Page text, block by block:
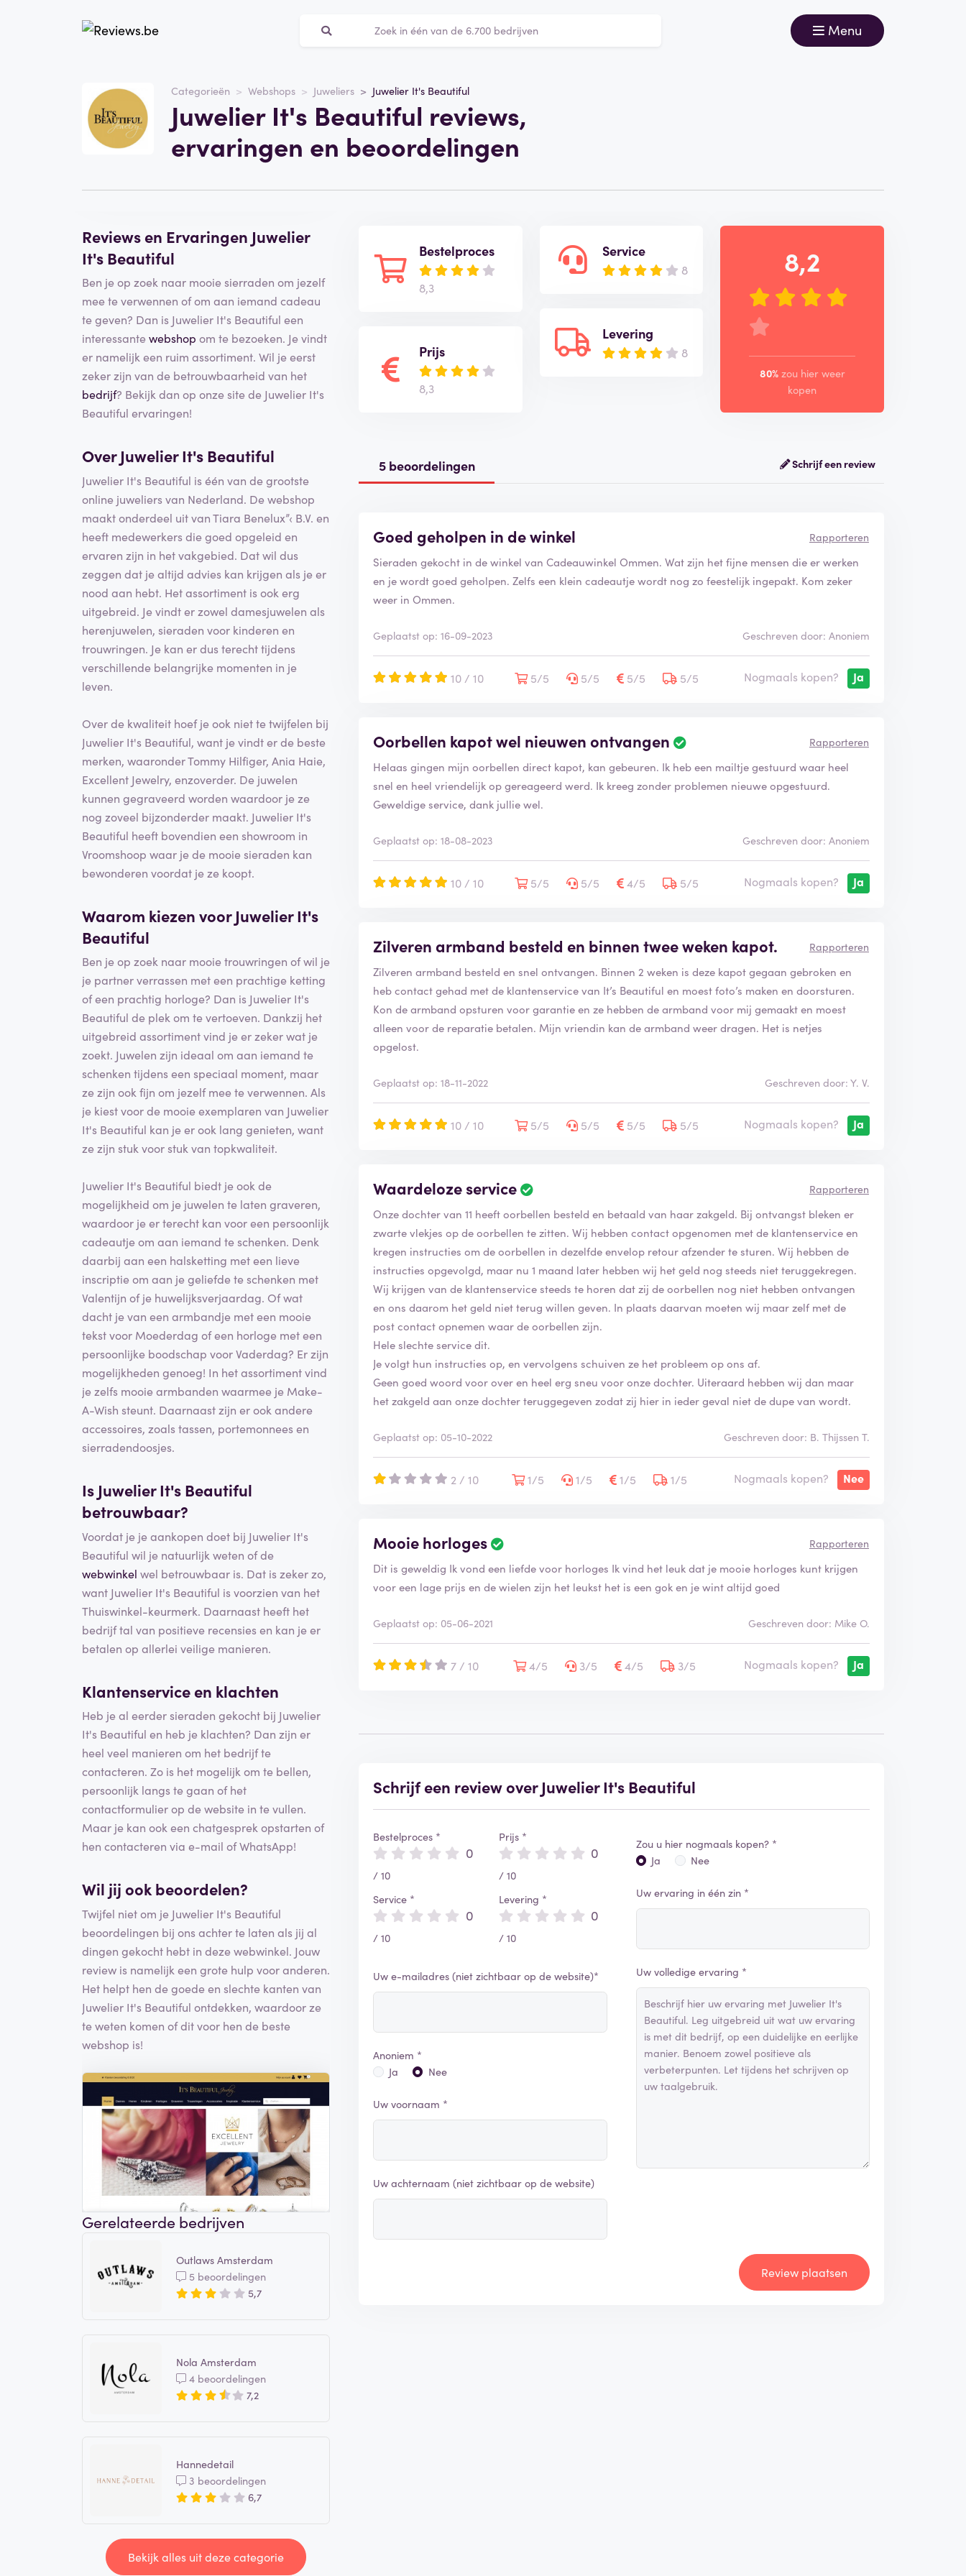
Menu
Categorieën Webshops Juweliers Juwelier It's Beautiful
Juwelier It's Beautiful reviews,
ervaringen en beoordelingen
Juwelier It's Beautiful
Categorie
Webshops
Schrijf een beoordeling
Reviews en Ervaringen Juwelier
It's Beautiful
Ben je op zoek naar mooie sierraden om jezelf
mee te verwennen of om aan iemand cadeau
te geven? Dan is Juwelier It's Beautiful een
interessantewebshop om te bezoeken. Je vindt
er namelijk een ruim assortiment. Wil je eerst
zeker zijn van de betrouwbaarheid van het
bedrijf? Bekijk dan op onze site de Juwelier It's
Beautiful ervaringen!
Over Juwelier It's Beautiful
Juwelier It's Beautiful is één van de grootste
online juweliers van Nederland. De webshop
maakt onderdeel uit van Tiara Benelux”‹ B.V. en
heeft medewerkers die goed opgeleid en
ervaren zijn in het vakgebied. Dat wil dus
zeggen dat je altijd advies kan krijgen als je er
nood aan hebt. Het assortiment is ook erg
uitgebreid. Je vindt er zowel damesjuwelen als
herenjuwelen, sieraden voor kinderen en
trouwringen. Je kan er dus terecht tijdens
verschillende belangrijke momenten in je
leven.
Over de kwaliteit hoef je ook niet te twijfelen bij
Juwelier It's Beautiful, want je vindt er de beste
merken, waaronder Tommy Hil­figer, Ania Haie,
Ex­cellent Jewelry, enzoverder. De juwelen
kunnen gegraveerd worden waardoor je ze
nog zoveel bijzonderder maakt. Juwelier It's
Beautiful heeft bovendien een showroom in
Vroomshoop waar je de mooie sieraden kan
bewonderen voordat je ze koopt.
Waarom kiezen voor Juwelier It's
Beautiful
Ben je op zoek naar mooie trouwringen of wil je
je partner verrassen met een prachtige ketting
of een prachtig horloge? Dan is Juwelier It's
Beautiful de plek om te vertoeven. Dankzij het
uitgebreid assortiment vind je er zeker wat je
zoekt. Juwelen zijn ideaal om aan iemand te
schenken tijdens een speciaal moment, maar
ze zijn ook fijn om jezelf mee te verwennen. Als
je kiest voor de mooie exemplaren van Juwelier
It's Beautiful kan je er ook lang genieten, want
ze zijn stuk voor stuk van topkwaliteit.
Juwelier It's Beautiful biedt je ook de
mogelijkheid om je juwelen te laten graveren,
waardoor je er terecht kan voor een persoonlijk
cadeautje om aan iemand te schenken. Denk
daarbij aan een halsketting met een lieve
inscriptie om aan je geliefde te schenken met
Valentijn of je huwelijksverjaardag. Of wat
dacht je van een armbandje met een mooie
tekst voor Moederdag of een horloge met een
persoonlijke boodschap voor Vaderdag? Er zijn
mogelijkheden genoeg! In het assortiment vind
je zelfs mooie armbanden waarmee je Make-
A-Wish steunt. Daarnaast zijn er ook andere
accessoires, zoals tassen, portemonnees en
sierradendoosjes.
Is Juwelier It's Beautiful
betrouwbaar?
Voordat je je aankopen doet bij Juwelier It's
Beautiful wil je natuurlijk weten of de
webwinkel wel betrouwbaar is. Dat is zeker zo,
want Juwelier It's Beautiful is voorzien van het
Thuiswinkel-keurmerk. Daarnaast heeft het
bedrijf tal van positieve recensies en kan je er
betalen op allerlei veilige manieren.
Klantenservice en klachten
Heb je al eerder sieraden gekocht bij Juwelier
It's Beautiful en heb je klachten? Dan zijn er
heel veel manieren om het bedrijf te
contacteren. Zo is het mogelijk om te bellen,
persoonlijk langs te gaan of het
contactformulier op de website in te vullen.
Maar je kan ook een chatgesprek opstarten of
hen contacteren via e-mail of WhatsApp!
Wil jij ook beoordelen?
Twijfel niet om je Juwelier It's Beautiful
beoordelingen bij ons achter te laten als jij al
dingen gekocht hebt in deze webwinkel. Jouw
review is namelijk een grote hulp voor anderen.
Het helpt hen de goede en slechte kanten van
Juwelier It's Beautiful ontdekken, waardoor ze
te weten komen of dit voor hen de beste
webshop is!
Gerelateerde bedrijven
Outlaws Amsterdam
5 beoordelingen
5,7
Nola Amsterdam
4 beoordelingen
7,2
Hannedetail
3 beoordelingen
6,7
Bekijk alles uit deze categorie
Bestelproces
8,3
Prijs
8,3
Service
8
Levering
8
8,2
80% zou hier weer
kopen
5 beoordelingen Schrijf een review
Goed geholpen in de winkel Rapporteren
Sieraden gekocht in de winkel van Cadeauwinkel Ommen. Wat zijn het fijne mensen die er werken
en je wordt goed geholpen. Zelfs een klein cadeautje wordt nog zo feestelijk ingepakt. Kom zeker
weer in Ommen.
Geplaatst op: 16-09-2023 Geschreven door: Anoniem
10 / 10 5/5 5/5 5/5 5/5 Nogmaals kopen? Ja
Oorbellen kapot wel nieuwen ontvangen Rapporteren
Helaas gingen mijn oorbellen direct kapot, kan gebeuren. Ik heb een mailtje gestuurd waar heel
snel en heel vriendelijk op gereageerd werd. Ik kreeg zonder problemen nieuwe opgestuurd.
Geweldige service, dank jullie wel.
Geplaatst op: 18-08-2023 Geschreven door: Anoniem
10 / 10 5/5 5/5 4/5 5/5 Nogmaals kopen? Ja
Zilveren armband besteld en binnen twee weken kapot. Rapporteren
Zilveren armband besteld en snel ontvangen. Binnen 2 weken is deze kapot gegaan gebroken en
heb contact gehad met de klantenservice van It’s Beautiful en moest foto’s maken en doorsturen.
Kon de armband opsturen voor garantie en ze hebben de armband voor mij gemaakt en moest
alleen voor de reparatie betalen. Mijn vriendin kan de armband weer dragen. Het is netjes
opgelost.
Geplaatst op: 18-11-2022 Geschreven door: Y. V.
10 / 10 5/5 5/5 5/5 5/5 Nogmaals kopen? Ja
Waardeloze service Rapporteren
Onze dochter van 11 heeft oorbellen besteld en betaald van haar zakgeld. Bij ontvangst bleken er
zwarte vlekjes op de oorbellen te zitten. Wij hebben contact opgenomen met de klantenservice en
kregen instructies om de oorbellen in dezelfde envelop retour afzender te sturen. Wij hebben de
instructies opgevolgd, maar nu 1 maand later hebben wij het geld nog steeds niet teruggekregen.
Wij krijgen van de klantenservice steeds te horen dat zij de oorbellen nog niet hebben ontvangen
en ons daarom het geld niet terug willen geven. In plaats daarvan moeten wij maar zelf met de
post contact opnemen waar de oorbellen zijn.
Hele slechte service dit.
Je volgt hun instructies op, en vervolgens schuiven ze het probleem op ons af.
Geen goed woord voor over en heel erg sneu voor onze dochter. Uiteraard hebben wij dan maar
het zakgeld aan onze dochter teruggegeven zodat zij hier in ieder geval niet de dupe van wordt.
Geplaatst op: 05-10-2022 Geschreven door: B. Thijssen T.
2 / 10 1/5 1/5 1/5 1/5 Nogmaals kopen? Nee
Mooie horloges Rapporteren
Dit is geweldig Ik vond een liefde voor horloges Ik vind het leuk dat je mooie horloges kunt krijgen
voor een lage prijs en de wielen zijn het leukst het is een gok en je wint altijd goed
Geplaatst op: 05-06-2021 Geschreven door: Mike O.
7 / 10 4/5 3/5 4/5 3/5 Nogmaals kopen? Ja
Schrijf een review over Juwelier It's Beautiful
Bestelproces *
0
/ 10
Service *
0
/ 10
Prijs *
0
/ 10
Levering *
0
/ 10
Uw e-mailadres (niet zichtbaar op de website)*
Anoniem *
Ja
Nee
Uw voornaam *
Uw achternaam (niet zichtbaar op de website)
Zou u hier nogmaals kopen? *
Ja
Nee
Uw ervaring in één zin *
Uw volledige ervaring *
Review plaatsen